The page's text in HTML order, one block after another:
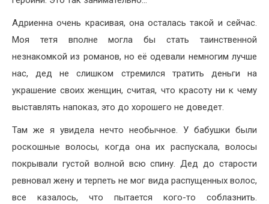
Адриенна очень красивая, она осталась такой и сейчас.
Моя тетя вполне могла бы стать таинственной
незнакомкой из романов, но её одевали немногим лучше
нас, дед не слишком стремился тратить деньги на
украшение своих женщин, считая, что красоту ни к чему
выставлять напоказ, это до хорошего не доведет.
Там же я увидела нечто необычное. У бабушки были
роскошные волосы, когда она их распускала, волосы
покрывали густой волной всю спину. Дед до старости
ревновал жену и терпеть не мог вида распущенных волос,
все казалось, что пытается кого-то соблазнить.